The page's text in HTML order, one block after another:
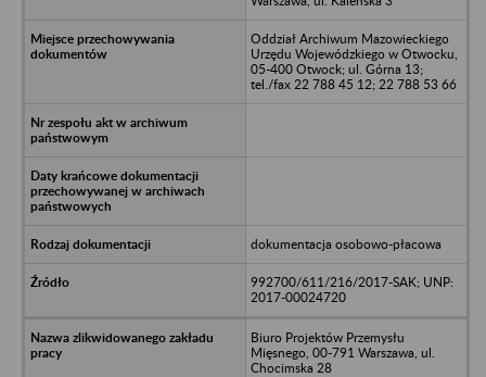
Oddział Archiwum Mazowieckiego
Urzędu Wojewódzkiego w Otwocku,
05-400 Otwock; ul. Górna 13;
tel./fax 22 788 45 12; 22 788 53 66
dokumentacja osobowo-płacowa
992700/611/216/2017-SAK; UNP:
2017-00024720
Biuro Projektów Przemysłu
Mięsnego, 00-791 Warszawa, ul.
Chocimska 28